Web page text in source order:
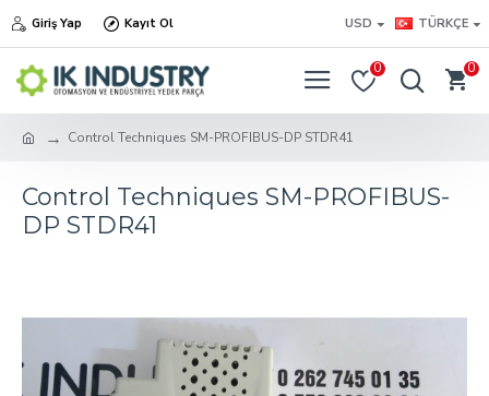
Giriş Yap Kayıt Ol USD TÜRKÇE
0 0
Control Techniques SM-PROFIBUS-DP STDR41
Control Techniques SM-PROFIBUS-
DP STDR41